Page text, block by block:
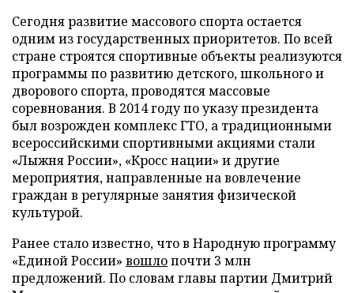
Сегодня развитие массового спорта остается
одним из государственных приоритетов. По всей
стране строятся спортивные объекты реализуются
программы по развитию детского, школьного и
дворового спорта, проводятся массовые
соревнования. В 2014 году по указу президента
был возрожден комплекс ГТО, а традиционными
всероссийскими спортивными акциями стали
«Лыжня России», «Кросс нации» и другие
мероприятия, направленные на вовлечение
граждан в регулярные занятия физической
культурой.
Ранее стало известно, что в Народную программу
«Единой России» вошлопочти 3 млн
предложений. По словам главы партии Дмитрий